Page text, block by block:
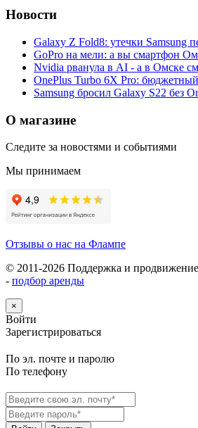
Новости
Galaxy Z Fold8: утечки Samsung
GoPro на мели: а вы смартфон
Nvidia рванула в AI - а в Омске
OnePlus Turbo 6X Pro:
Samsung бросил Galaxy S22 без
О магазине
Следите за новостями и событиями
Мы принимаем
Отзывы о нас на Флампе
© 2011-2026 Поддержка и продвижение
- подбор аренды
×
Войти
Зарегистрироваться
По эл. почте и паролю
По телефону